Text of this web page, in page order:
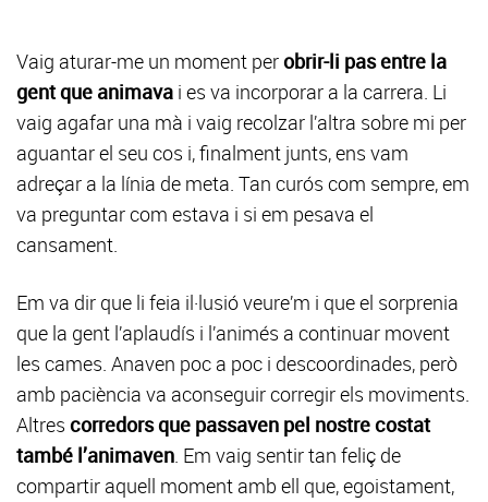
Vaig aturar-me un moment perobrir-li pas entre la
gent que animava i es va incorporar a la carrera. Li
vaig agafar una mà i vaig recolzar l’altra sobre mi per
aguantar el seu cos i, finalment junts, ens vam
adreçar a la línia de meta. Tan curós com sempre, em
va preguntar com estava i si em pesava el
cansament.
Em va dir que li feia il·lusió veure’m i que el sorprenia
que la gent l’aplaudís i l’animés a continuar movent
les cames. Anaven poc a poc i descoordinades, però
amb paciència va aconseguir corregir els moviments.
Altres corredors que passaven pel nostre costat
també l’animaven. Em vaig sentir tan feliç de
compartir aquell moment amb ell que, egoistament,